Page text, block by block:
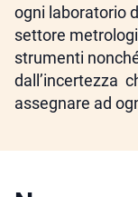
ogni laboratorio
settore
strumenti
dall’incertezza
assegnare ad